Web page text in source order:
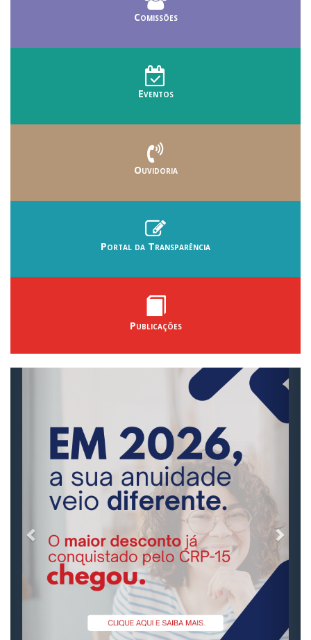
Comissões
Eventos
Ouvidoria
Portal da Transparência
Publicações